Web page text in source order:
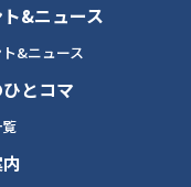
&ニュース
&ニュース
とコマ